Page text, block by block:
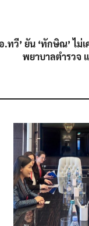
.ทวี’ ยัน ‘ทักษิณ’ ไม่
พยาบาลตำรวจ